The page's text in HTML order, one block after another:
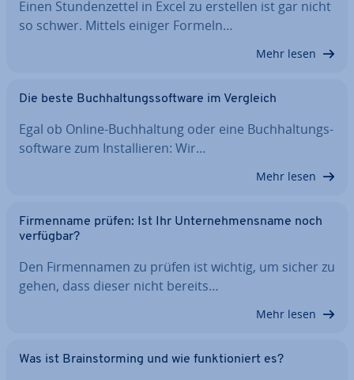
Einen Stun­den­zet­tel in Excel zu erstellen ist gar nicht
so schwer. Mittels einiger Formeln…
Mehr lesen
Die beste Buch­hal­tungs­soft­ware im Vergleich
Egal ob Online-Buch­hal­tung oder eine Buch­hal­tungs­
soft­ware zum In­stal­lie­ren: Wir…
Mehr lesen
Fir­men­na­me prüfen: Ist Ihr Un­ter­neh­mens­na­me noch
verfügbar?
Den Fir­men­na­men zu prüfen ist wichtig, um sicher zu
gehen, dass dieser nicht bereits…
Mehr lesen
Was ist Brain­stor­ming und wie funk­tio­niert es?